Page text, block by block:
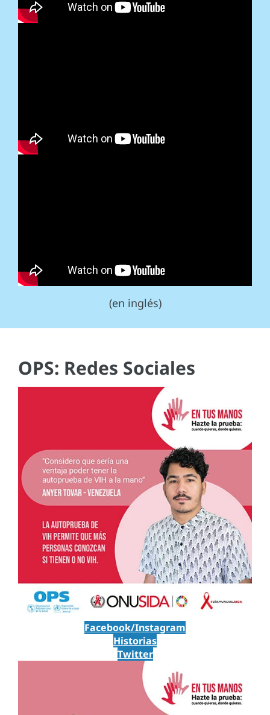
(en inglés)
OPS: Redes Sociales
Facebook/Instagram
Historias
Twitter